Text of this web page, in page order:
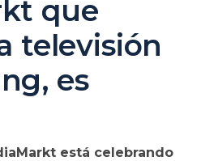
que
televisión
es
está celebrando